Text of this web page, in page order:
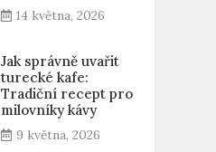
14 května, 2026
Jak správně uvařit
turecké kafe:
Tradiční recept pro
milovníky kávy
9 května, 2026